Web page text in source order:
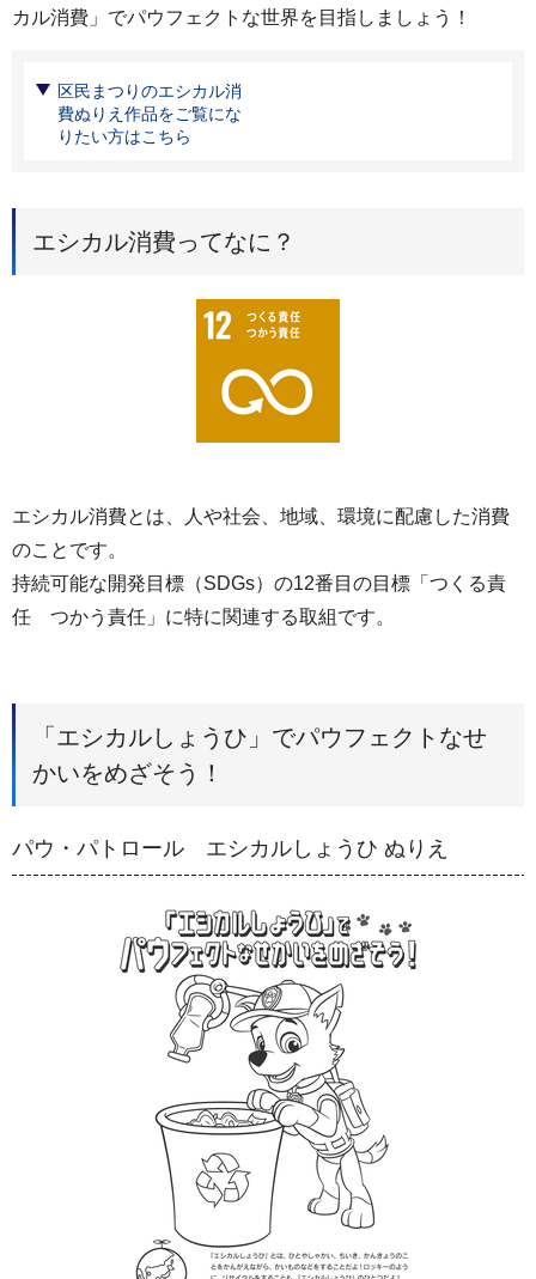
カル消費」でパウフェクトな世界を目指しましょう！
区民まつりのエシカル消
費ぬりえ作品をご覧にな
りたい方はこちら
エシカル消費ってなに？
エシカル消費とは、人や社会、地域、環境に配慮した消費
のことです。
持続可能な開発目標（SDGs）の12番目の目標「つくる責
任 つかう責任」に特に関連する取組です。
「エシカルしょうひ」でパウフェクトなせ
かいをめざそう！
パウ・パトロール エシカルしょうひ ぬりえ